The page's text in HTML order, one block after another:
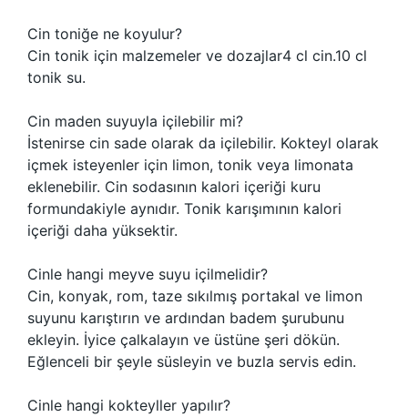
Cin toniğe ne koyulur?
Cin tonik için malzemeler ve dozajlar4 cl cin.10 cl
tonik su.
Cin maden suyuyla içilebilir mi?
İstenirse cin sade olarak da içilebilir. Kokteyl olarak
içmek isteyenler için limon, tonik veya limonata
eklenebilir. Cin sodasının kalori içeriği kuru
formundakiyle aynıdır. Tonik karışımının kalori
içeriği daha yüksektir.
Cinle hangi meyve suyu içilmelidir?
Cin, konyak, rom, taze sıkılmış portakal ve limon
suyunu karıştırın ve ardından badem şurubunu
ekleyin. İyice çalkalayın ve üstüne şeri dökün.
Eğlenceli bir şeyle süsleyin ve buzla servis edin.
Cinle hangi kokteyller yapılır?